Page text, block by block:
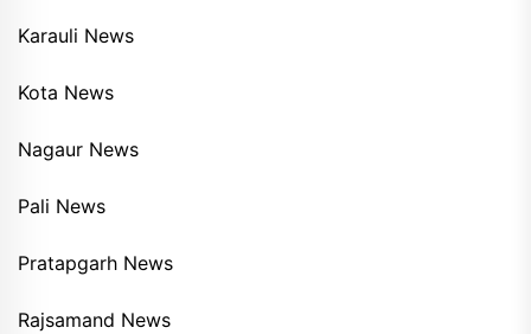
Karauli News
Kota News
Nagaur News
Pali News
Pratapgarh News
Rajsamand News